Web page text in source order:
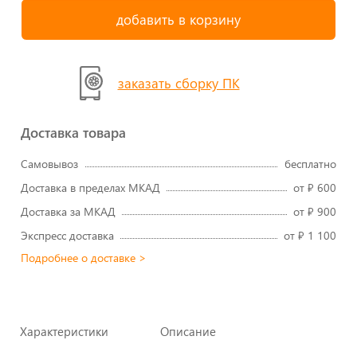
заказать сборку ПК
Доставка товара
Самовывоз
бесплатно
Доставка в пределах МКАД
от ₽ 600
Доставка за МКАД
от ₽ 900
Экспресс доставка
от ₽ 1 100
Подробнее о доставке >
Характеристики Описание